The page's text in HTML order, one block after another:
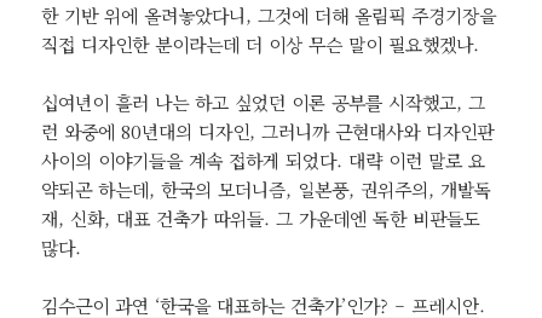
한 기반 위에 올려놓았다니, 그것에 더해 올림픽 주경기장을
직접 디자인한 분이라는데 더 이상 무슨 말이 필요했겠나.
십여년이 흘러 나는 하고 싶었던 이론 공부를 시작했고, 그
런 와중에 80년대의 디자인, 그러니까 근현대사와 디자인판
사이의 이야기들을 계속 접하게 되었다. 대략 이런 말로 요
약되곤 하는데, 한국의 모더니즘, 일본풍, 권위주의, 개발독
재, 신화, 대표 건축가 따위들. 그 가운데엔 독한 비판들도
많다.
김수근이 과연 ‘한국을 대표하는 건축가’인가? – 프레시안.